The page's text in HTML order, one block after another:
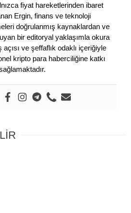
fiyat hareketlerinden ibaret
Ergin, finans ve teknoloji
doğrulanmış kaynaklardan ve
bir editoryal yaklaşımla okura
ve şeffaflık odaklı içeriğiyle
kripto para haberciliğine katkı